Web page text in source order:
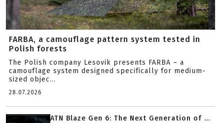
FARBA, a camouflage pattern system tested in
Polish forests
The Polish company Lesovik presents FARBA – a
camouflage system designed specifically for medium-
sized objec...
28.07.2026
ATN Blaze Gen 6: The Next Generation of ...